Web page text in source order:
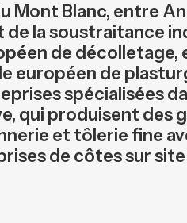
Mont Blanc, entre
de la soustraitance
de décolletage,
européen de
spécialisées
qui produisent des
et tôlerie fine
de côtes sur